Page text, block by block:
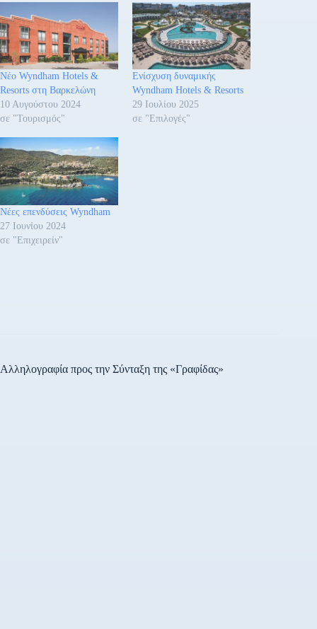
Νέο Wyndham Hotels &
Resorts στη Βαρκελώνη
10 Αυγούστου 2024
σε "Τουρισμός"
Ενίσχυση δυναμικής
Wyndham Hotels & Resorts
29 Ιουλίου 2025
σε "Επιλογές"
Νέες επενδύσεις Wyndham
27 Ιουνίου 2024
σε "Επιχειρείν"
Αλληλογραφία προς την Σύνταξη της «Γραφίδας»